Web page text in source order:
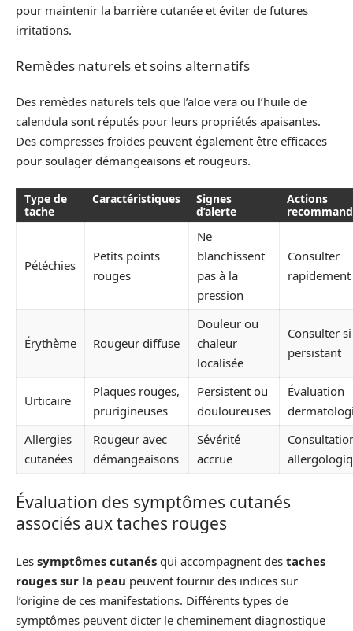
pour maintenir la barrière cutanée et éviter de futures
irritations.
Remèdes naturels et soins alternatifs
Des remèdes naturels tels que l’aloe vera ou l’huile de
calendula sont réputés pour leurs propriétés apaisantes.
Des compresses froides peuvent également être efficaces
pour soulager démangeaisons et rougeurs.
Type de
tache
Caractéristiques
Signes
d’alerte
Actions
Pétéchies
Petits points
rouges
Ne
blanchissent
pas à la
pression
Consulter
rapidement
Érythème Rougeur diffuse
Douleur ou
chaleur
localisée
Consulter si
persistant
Urticaire
Plaques rouges,
prurigineuses
Persistent ou
douloureuses
Évaluation
Allergies
cutanées
Rougeur avec
démangeaisons
Sévérité
accrue
Évaluation des symptômes cutanés
associés aux taches rouges
Les symptômes cutanés qui accompagnent des taches
rouges sur la peau peuvent fournir des indices sur
l’origine de ces manifestations. Différents types de
symptômes peuvent dicter le cheminement diagnostique